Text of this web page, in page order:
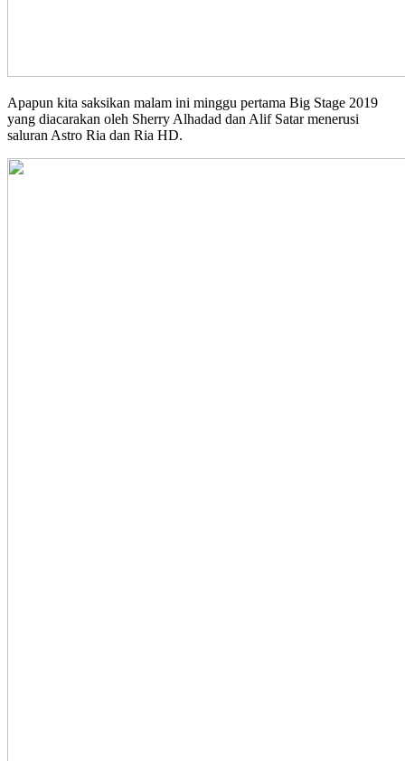
Apapun kita saksikan malam ini minggu pertama Big Stage 2019
yang diacarakan oleh Sherry Alhadad dan Alif Satar menerusi
saluran Astro Ria dan Ria HD.